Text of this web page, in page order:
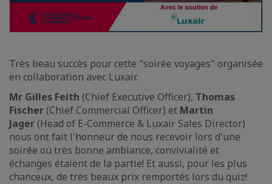
Très beau succès pour cette "soirée voyages" organisée
en collaboration avec Luxair.
Mr Gilles Feith (Chief Executive Officer), Thomas
Fischer (Chief Commercial Officer) et Martin
Jager (Head of E-Commerce & Luxair Sales Director)
nous ont fait l'honneur de nous recevoir lors d'une
soirée où très bonne ambiance, convivialité et
échanges étaient de la partie! Et aussi, pour les plus
chanceux, de très beaux prix remportés lors du quiz!